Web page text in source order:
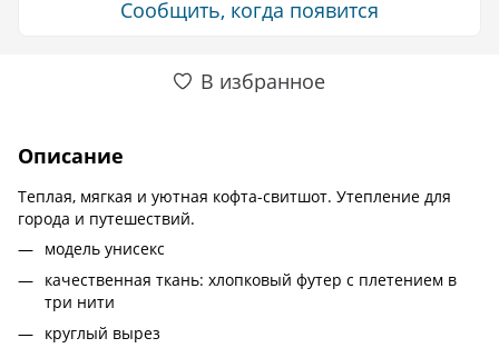
Сообщить, когда появится
В избранное
Описание
Теплая, мягкая и уютная кофта-свитшот. Утепление для
города и путешествий.
модель унисекс
качественная ткань: хлопковый футер с плетением в
три нити
круглый вырез